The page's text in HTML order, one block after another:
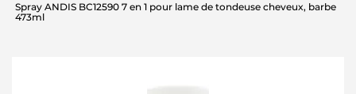
Spray ANDIS BC12590 7 en 1 pour lame de tondeuse cheveux, barbe
473ml